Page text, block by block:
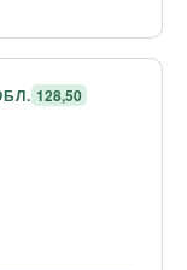
128,50